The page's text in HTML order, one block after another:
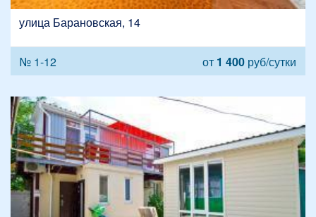
улица Барановская, 14
№ 1-12 от 1 400 руб/сутки